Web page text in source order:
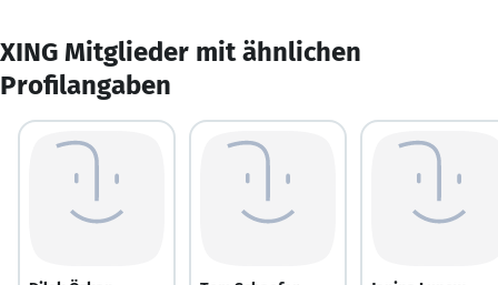
XING Mitglieder mit ähnlichen
Profilangaben